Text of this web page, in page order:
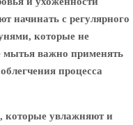
начинать с регулярного
которые не
мытья важно применять
процесса
которые увлажняют и